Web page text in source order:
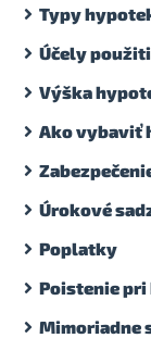
Typy
Účely
Výška
Ako vybaviť
Úrokové
Poplatky
Poistenie
Mimoriadne